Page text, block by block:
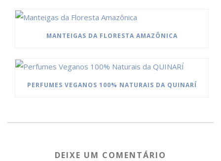
MANTEIGAS DA FLORESTA AMAZÔNICA
PERFUMES VEGANOS 100% NATURAIS DA QUINARÍ
DEIXE UM COMENTÁRIO